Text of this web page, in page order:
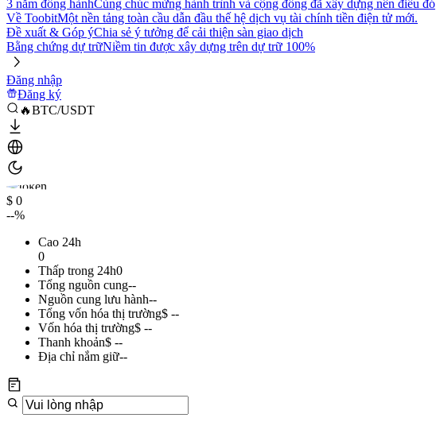
3 năm đồng hànhCùng chúc mừng hành trình và cộng đồng đã xây dựng nên điều đó
Về ToobitMột nền tảng toàn cầu dẫn đầu thế hệ dịch vụ tài chính tiền điện tử mới.
Đề xuất & Góp ýChia sẻ ý tưởng để cải thiện sàn giao dịch
Bằng chứng dự trữNiềm tin được xây dựng trên dự trữ 100%
Đăng nhập
Đăng ký
🔥BTC/USDT
$ 0
--%
Cao 24h
0
Thấp trong 24h0
Tổng nguồn cung--
Nguồn cung lưu hành--
Tổng vốn hóa thị trường$ --
Vốn hóa thị trường$ --
Thanh khoản$ --
Địa chỉ nắm giữ--